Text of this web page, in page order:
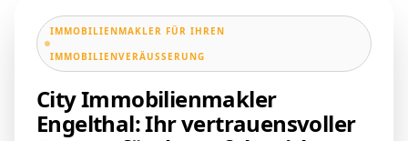
IMMOBILIENMAKLER FÜR IHREN
IMMOBILIENVERÄUSSERUNG
City Immobilienmakler
Engelthal: Ihr vertrauensvoller